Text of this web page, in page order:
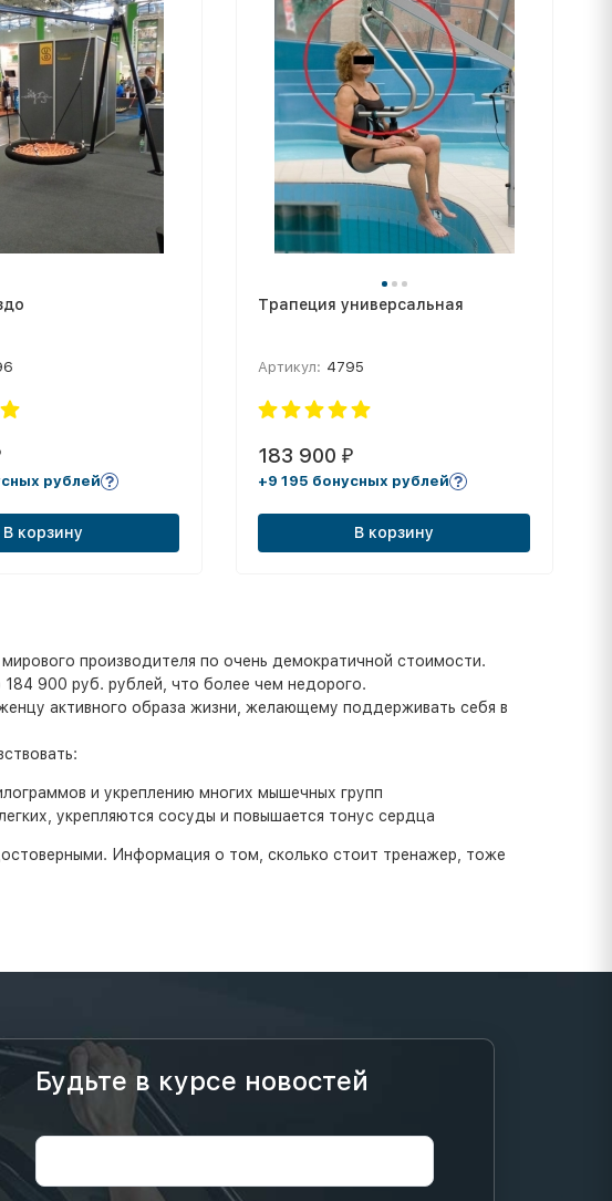
рублей
В корзину
Трапеция универсальная
Артикул: 4795
183 900 ₽
+9 195 бонусных рублей
В корзину
производителя по очень демократичной стоимости.
900 руб. рублей, что более чем недорого.
активного образа жизни, желающему поддерживать себя в
и укреплению многих мышечных групп
укрепляются сосуды и повышается тонус сердца
Информация о том, сколько стоит тренажер, тоже
Будьте в курсе новостей